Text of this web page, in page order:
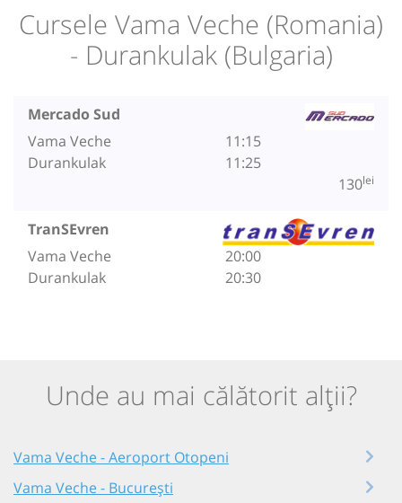
Cursele Vama Veche (Romania)
- Durankulak (Bulgaria)
Mercado Sud
Vama Veche
Durankulak
11:15
11:25
130lei
TranSEvren
Vama Veche
Durankulak
20:00
20:30
Unde au mai călătorit alții?
Vama Veche - Aeroport Otopeni
Vama Veche - București